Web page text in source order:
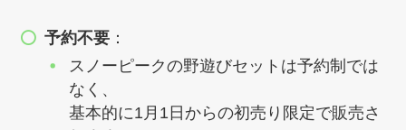
予約不要 ：
スノーピークの野遊びセットは予約制では
なく、
基本的に1月1日からの初売り限定で販売さ